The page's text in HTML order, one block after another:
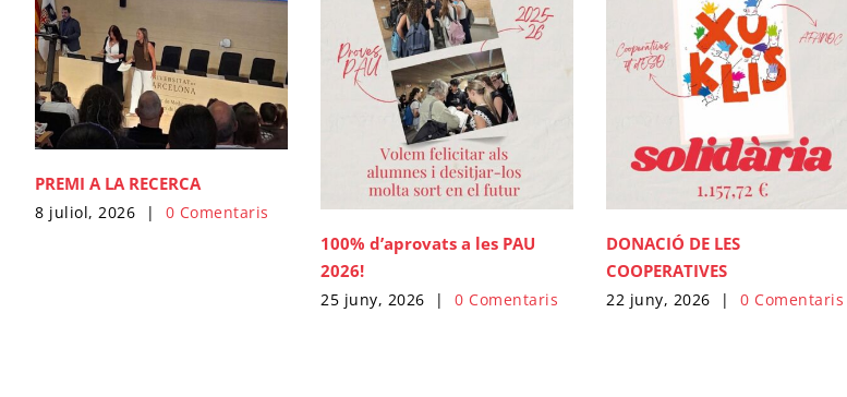
PREMI A LA RECERCA
8 juliol, 2026 | 0 Comentaris
100% d’aprovats a les PAU
2026!
25 juny, 2026 | 0 Comentaris
DONACIÓ DE LES
COOPERATIVES
22 juny, 2026 | 0 Comentaris